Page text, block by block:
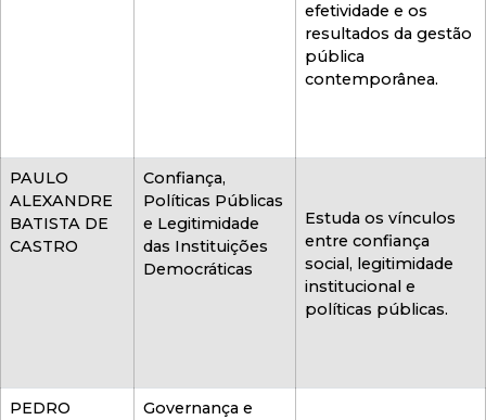
efetividade e os
resultados da gestão
pública
contemporânea.
PAULO
ALEXANDRE
BATISTA DE
CASTRO
Confiança,
Políticas Públicas
e Legitimidade
das Instituições
Democráticas
Estuda os vínculos
entre confiança
social, legitimidade
institucional e
políticas públicas.
PEDRO
Governança e